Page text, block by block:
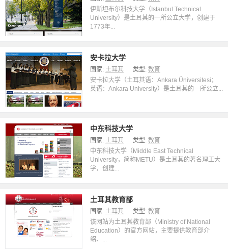
伊斯坦布尔科技大学（Istanbul Technical
University）是土耳其的一所公立大学，创建于
1773年...
安卡拉大学
国家: 土耳其 类型: 教育
安卡拉大学（土耳其语：Ankara Üniversitesi；
英语：Ankara University）是土耳其的一所公立...
中东科技大学
国家: 土耳其 类型: 教育
中东科技大学（Middle East Technical
University，简称METU）是土耳其的著名理工大
学，创建...
土耳其教育部
国家: 土耳其 类型: 教育
该网站为土耳其教育部（Ministry of National
Education）的官方网站，主要提供教育部介
绍、...